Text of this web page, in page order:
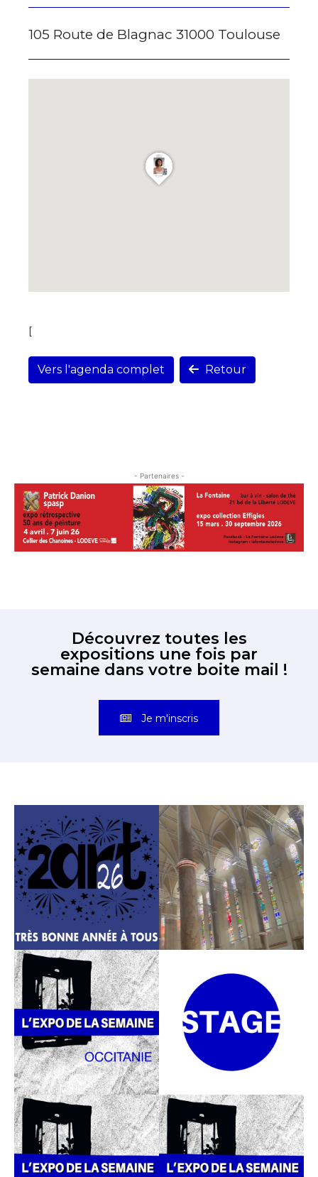
105 Route de Blagnac 31000 Toulouse
[
Vers l'agenda complet Retour
- Partenaires -
expositions une fois par
semaine dans votre boite mail !